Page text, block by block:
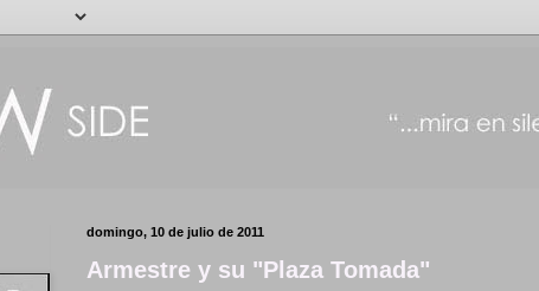
domingo, 10 de julio de 2011
Armestre y su "Plaza Tomada"